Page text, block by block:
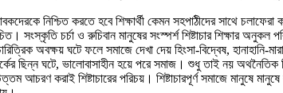
নিশ্চিত করতে হবে শিক্ষার্থী কেমন সহপাঠীদের সাথে চলাফেরা
সংস্কৃতি চর্চা ও রুচিবান মানুষের সংস্পৰ্শ শিষ্টাচার শিক্ষার
অবক্ষয় ঘটে ফলে সমাজে দেখা দেয় হিংসা-বিদ্বেষ,
ছিন্ন ঘটে, ভালোবাসাহীন হয়ে পরে সমাজ। শুধু তাই নয়
আচরণ করাই শিষ্টাচারের পরিচয়। শিষ্টাচারপূর্ণ সমাজে মানুষে